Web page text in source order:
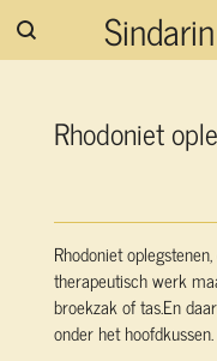
Ga
hoofdinhoud
Rhodoniet
Rhodoniet
therapeutisch werk
broekzak of tas.En
onder het hoofdkussen.